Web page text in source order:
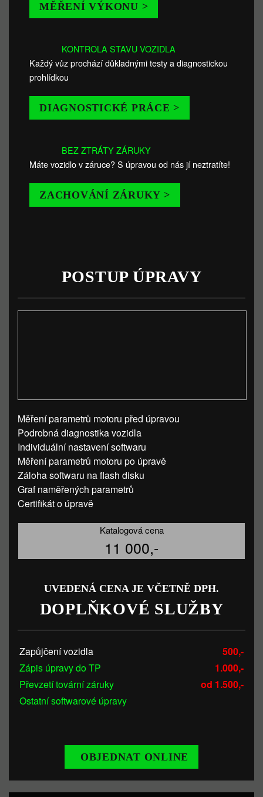
MĚŘENÍ VÝKONU >
KONTROLA STAVU VOZIDLA
Každý vůz prochází důkladnými testy a diagnostickou
prohlídkou
DIAGNOSTICKÉ PRÁCE >
BEZ ZTRÁTY ZÁRUKY
Máte vozidlo v záruce? S úpravou od nás jí neztratíte!
ZACHOVÁNÍ ZÁRUKY >
POSTUP ÚPRAVY
Měření parametrů motoru před úpravou
Podrobná diagnostika vozidla
Individuální nastavení softwaru
Měření parametrů motoru po úpravě
Záloha softwaru na flash disku
Graf naměřených parametrů
Certifikát o úpravě
Katalogová cena
11 000,-
UVEDENÁ CENA JE VČETNĚ DPH.
DOPLŇKOVÉ SLUŽBY
Zapůjčení vozidla
500,-
Zápis úpravy do TP
1.000,-
Převzetí tovární záruky
od 1.500,-
Ostatní softwarové úpravy
OBJEDNAT ONLINE